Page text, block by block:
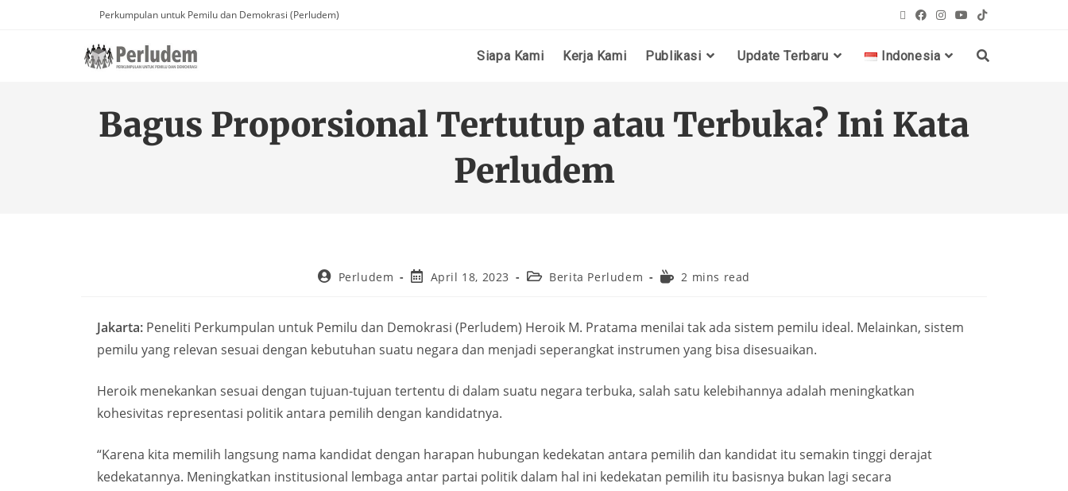
Perkumpulan untuk Pemilu dan Demokrasi (Perludem)
Siapa Kami Kerja Kami Publikasi Update Terbaru Indonesia
Bagus Proporsional Tertutup atau Terbuka? Ini Kata
Perludem
Perludem April 18, 2023 Berita Perludem 2 mins read
Jakarta: Peneliti Perkumpulan untuk Pemilu dan Demokrasi (Perludem) Heroik M. Pratama menilai tak ada sistem pemilu ideal. Melainkan, sistem
pemilu yang relevan sesuai dengan kebutuhan suatu negara dan menjadi seperangkat instrumen yang bisa disesuaikan.
Heroik menekankan sesuai dengan tujuan-tujuan tertentu di dalam suatu negara terbuka, salah satu kelebihannya adalah meningkatkan
kohesivitas representasi politik antara pemilih dengan kandidatnya.
“Karena kita memilih langsung nama kandidat dengan harapan hubungan kedekatan antara pemilih dan kandidat itu semakin tinggi derajat
kedekatannya. Meningkatkan institusional lembaga antar partai politik dalam hal ini kedekatan pemilih itu basisnya bukan lagi secara